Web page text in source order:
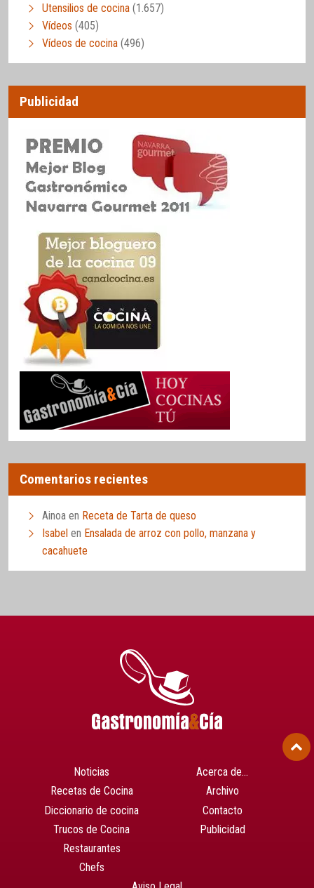
Utensilios de cocina (1.657)
Vídeos (405)
Vídeos de cocina (496)
Publicidad
Comentarios recientes
Ainoa en Receta de Tarta de queso
Isabel en Ensalada de arroz con pollo, manzana y
cacahuete
Noticias
Recetas de Cocina
Diccionario de cocina
Trucos de Cocina
Restaurantes
Chefs
Acerca de…
Archivo
Contacto
Publicidad